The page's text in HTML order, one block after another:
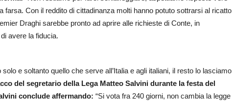
farsa. Con il reddito di cittadinanza molti hanno potuto sottrarsi al ricatto
Draghi sarebbe pronto ad aprire alle richieste di Conte, in
avere la fiducia.
e soltanto quello che serve all’Italia e agli italiani, il resto lo lasciamo
del segretario della Lega Matteo Salvini durante la festa del
conclude affermando: “Si vota fra 240 giorni, non cambia la legge